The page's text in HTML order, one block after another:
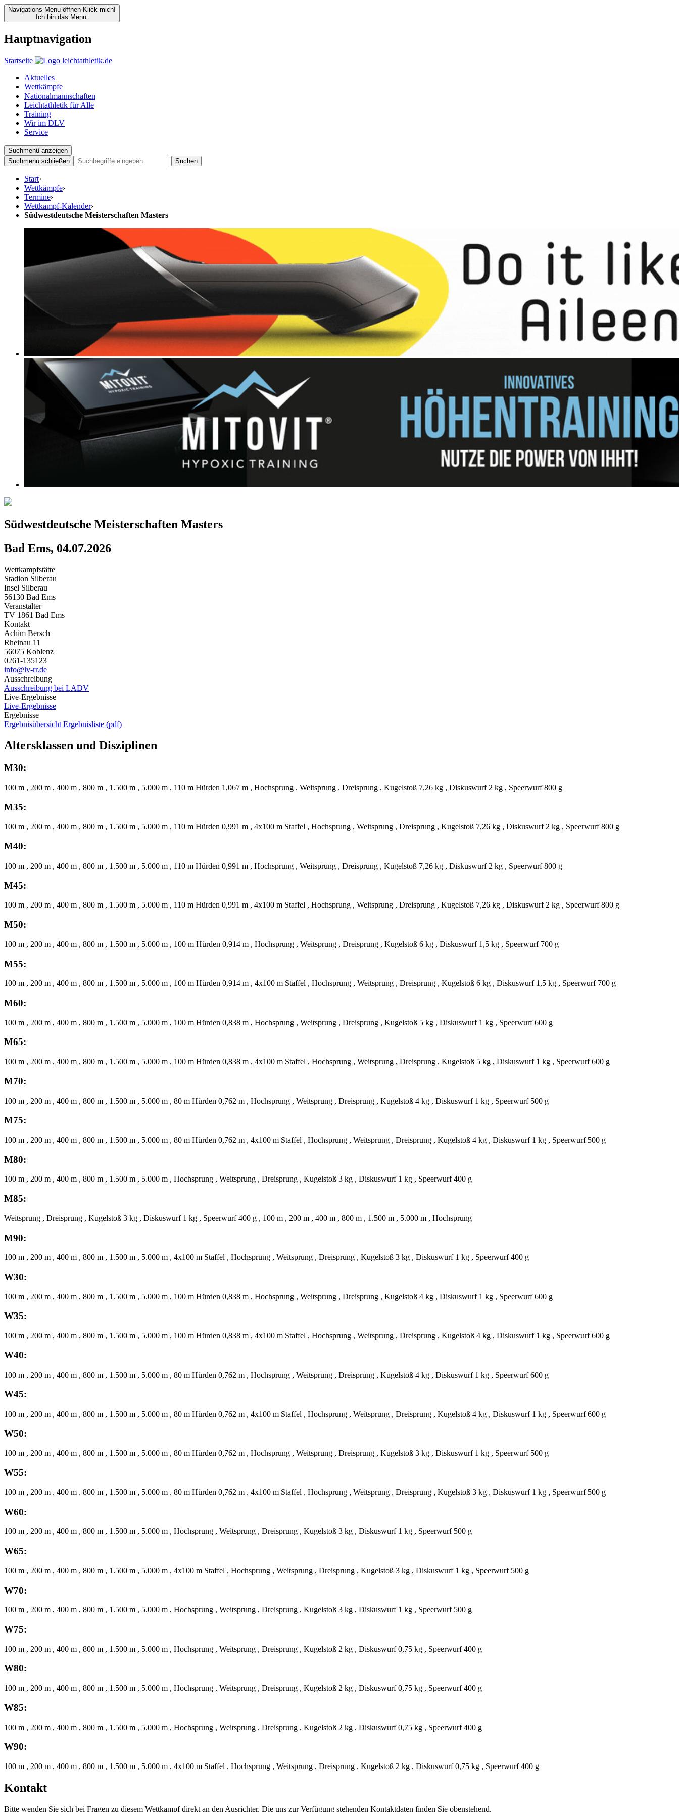
Navigations Menu öffnen Klick mich!
Ich bin das Menü.
Hauptnavigation
Startseite
Aktuelles
Wettkämpfe
Nationalmannschaften
Leichtathletik für Alle
Training
Wir im DLV
Service
Suchmenü anzeigen
Suchmenü schließen
Suchen
Start›
Wettkämpfe›
Termine›
Wettkampf-Kalender›
Südwestdeutsche Meisterschaften Masters
Südwestdeutsche Meisterschaften Masters
Bad Ems, 04.07.2026
Wettkampfstätte
Stadion Silberau
Insel Silberau
56130 Bad Ems
Veranstalter
TV 1861 Bad Ems
Kontakt
Achim Bersch
Rheinau 11
56075 Koblenz
0261-135123
info@lv-rr.de
Ausschreibung
Ausschreibung bei LADV
Live-Ergebnisse
Live-Ergebnisse
Ergebnisse
Ergebnisübersicht Ergebnisliste (pdf)
Altersklassen und Disziplinen
M30:
100 m , 200 m , 400 m , 800 m , 1.500 m , 5.000 m , 110 m Hürden 1,067 m , Hochsprung , Weitsprung , Dreisprung , Kugelstoß 7,26 kg , Diskuswurf 2 kg , Speerwurf 800 g
M35:
100 m , 200 m , 400 m , 800 m , 1.500 m , 5.000 m , 110 m Hürden 0,991 m , 4x100 m Staffel , Hochsprung , Weitsprung , Dreisprung , Kugelstoß 7,26 kg , Diskuswurf 2 kg , Speerwurf 800 g
M40:
100 m , 200 m , 400 m , 800 m , 1.500 m , 5.000 m , 110 m Hürden 0,991 m , Hochsprung , Weitsprung , Dreisprung , Kugelstoß 7,26 kg , Diskuswurf 2 kg , Speerwurf 800 g
M45:
100 m , 200 m , 400 m , 800 m , 1.500 m , 5.000 m , 110 m Hürden 0,991 m , 4x100 m Staffel , Hochsprung , Weitsprung , Dreisprung , Kugelstoß 7,26 kg , Diskuswurf 2 kg , Speerwurf 800 g
M50:
100 m , 200 m , 400 m , 800 m , 1.500 m , 5.000 m , 100 m Hürden 0,914 m , Hochsprung , Weitsprung , Dreisprung , Kugelstoß 6 kg , Diskuswurf 1,5 kg , Speerwurf 700 g
M55:
100 m , 200 m , 400 m , 800 m , 1.500 m , 5.000 m , 100 m Hürden 0,914 m , 4x100 m Staffel , Hochsprung , Weitsprung , Dreisprung , Kugelstoß 6 kg , Diskuswurf 1,5 kg , Speerwurf 700 g
M60:
100 m , 200 m , 400 m , 800 m , 1.500 m , 5.000 m , 100 m Hürden 0,838 m , Hochsprung , Weitsprung , Dreisprung , Kugelstoß 5 kg , Diskuswurf 1 kg , Speerwurf 600 g
M65:
100 m , 200 m , 400 m , 800 m , 1.500 m , 5.000 m , 100 m Hürden 0,838 m , 4x100 m Staffel , Hochsprung , Weitsprung , Dreisprung , Kugelstoß 5 kg , Diskuswurf 1 kg , Speerwurf 600 g
M70:
100 m , 200 m , 400 m , 800 m , 1.500 m , 5.000 m , 80 m Hürden 0,762 m , Hochsprung , Weitsprung , Dreisprung , Kugelstoß 4 kg , Diskuswurf 1 kg , Speerwurf 500 g
M75:
100 m , 200 m , 400 m , 800 m , 1.500 m , 5.000 m , 80 m Hürden 0,762 m , 4x100 m Staffel , Hochsprung , Weitsprung , Dreisprung , Kugelstoß 4 kg , Diskuswurf 1 kg , Speerwurf 500 g
M80:
100 m , 200 m , 400 m , 800 m , 1.500 m , 5.000 m , Hochsprung , Weitsprung , Dreisprung , Kugelstoß 3 kg , Diskuswurf 1 kg , Speerwurf 400 g
M85:
Weitsprung , Dreisprung , Kugelstoß 3 kg , Diskuswurf 1 kg , Speerwurf 400 g , 100 m , 200 m , 400 m , 800 m , 1.500 m , 5.000 m , Hochsprung
M90:
100 m , 200 m , 400 m , 800 m , 1.500 m , 5.000 m , 4x100 m Staffel , Hochsprung , Weitsprung , Dreisprung , Kugelstoß 3 kg , Diskuswurf 1 kg , Speerwurf 400 g
W30:
100 m , 200 m , 400 m , 800 m , 1.500 m , 5.000 m , 100 m Hürden 0,838 m , Hochsprung , Weitsprung , Dreisprung , Kugelstoß 4 kg , Diskuswurf 1 kg , Speerwurf 600 g
W35:
100 m , 200 m , 400 m , 800 m , 1.500 m , 5.000 m , 100 m Hürden 0,838 m , 4x100 m Staffel , Hochsprung , Weitsprung , Dreisprung , Kugelstoß 4 kg , Diskuswurf 1 kg , Speerwurf 600 g
W40:
100 m , 200 m , 400 m , 800 m , 1.500 m , 5.000 m , 80 m Hürden 0,762 m , Hochsprung , Weitsprung , Dreisprung , Kugelstoß 4 kg , Diskuswurf 1 kg , Speerwurf 600 g
W45:
100 m , 200 m , 400 m , 800 m , 1.500 m , 5.000 m , 80 m Hürden 0,762 m , 4x100 m Staffel , Hochsprung , Weitsprung , Dreisprung , Kugelstoß 4 kg , Diskuswurf 1 kg , Speerwurf 600 g
W50:
100 m , 200 m , 400 m , 800 m , 1.500 m , 5.000 m , 80 m Hürden 0,762 m , Hochsprung , Weitsprung , Dreisprung , Kugelstoß 3 kg , Diskuswurf 1 kg , Speerwurf 500 g
W55:
100 m , 200 m , 400 m , 800 m , 1.500 m , 5.000 m , 80 m Hürden 0,762 m , 4x100 m Staffel , Hochsprung , Weitsprung , Dreisprung , Kugelstoß 3 kg , Diskuswurf 1 kg , Speerwurf 500 g
W60:
100 m , 200 m , 400 m , 800 m , 1.500 m , 5.000 m , Hochsprung , Weitsprung , Dreisprung , Kugelstoß 3 kg , Diskuswurf 1 kg , Speerwurf 500 g
W65:
100 m , 200 m , 400 m , 800 m , 1.500 m , 5.000 m , 4x100 m Staffel , Hochsprung , Weitsprung , Dreisprung , Kugelstoß 3 kg , Diskuswurf 1 kg , Speerwurf 500 g
W70:
100 m , 200 m , 400 m , 800 m , 1.500 m , 5.000 m , Hochsprung , Weitsprung , Dreisprung , Kugelstoß 3 kg , Diskuswurf 1 kg , Speerwurf 500 g
W75:
100 m , 200 m , 400 m , 800 m , 1.500 m , 5.000 m , Hochsprung , Weitsprung , Dreisprung , Kugelstoß 2 kg , Diskuswurf 0,75 kg , Speerwurf 400 g
W80:
100 m , 200 m , 400 m , 800 m , 1.500 m , 5.000 m , Hochsprung , Weitsprung , Dreisprung , Kugelstoß 2 kg , Diskuswurf 0,75 kg , Speerwurf 400 g
W85:
100 m , 200 m , 400 m , 800 m , 1.500 m , 5.000 m , Hochsprung , Weitsprung , Dreisprung , Kugelstoß 2 kg , Diskuswurf 0,75 kg , Speerwurf 400 g
W90:
100 m , 200 m , 400 m , 800 m , 1.500 m , 5.000 m , 4x100 m Staffel , Hochsprung , Weitsprung , Dreisprung , Kugelstoß 2 kg , Diskuswurf 0,75 kg , Speerwurf 400 g
Kontakt
Bitte wenden Sie sich bei Fragen zu diesem Wettkampf direkt an den Ausrichter. Die uns zur Verfügung stehenden Kontaktdaten finden Sie obenstehend.